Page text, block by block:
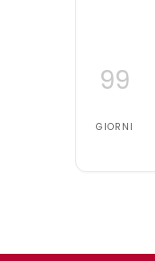
99
GIORNI